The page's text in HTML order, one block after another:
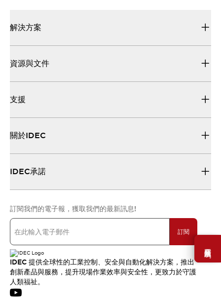
需要幫助嗎？
解決方案
資源與文件
支援
關於IDEC
IDEC承諾
訂閱我們的電子報，獲取我們的最新訊息!
訂閱
IDEC 提供全球性的工業控制、安全與自動化解決方案，推出
創新產品與服務，提升現場作業效率與安全性，更致力於守護
人類福祉。